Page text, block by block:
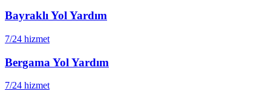
Bayraklı Yol Yardım
7/24 hizmet
Bergama Yol Yardım
7/24 hizmet